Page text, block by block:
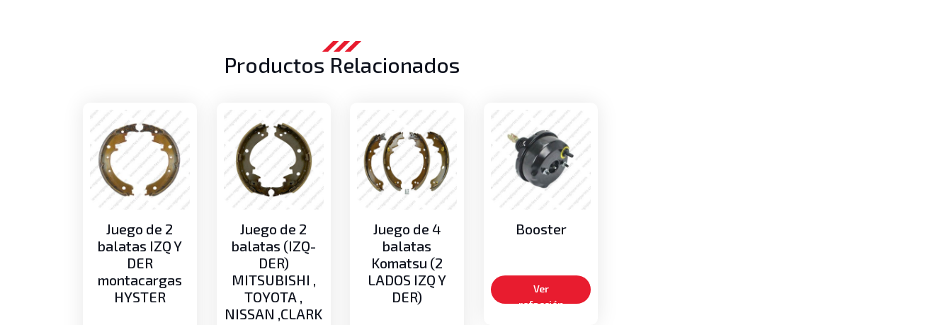
Productos Relacionados
Juego de 2
balatas IZQ Y
DER
montacargas
HYSTER
Juego de 2
balatas (IZQ-
DER)
MITSUBISHI ,
TOYOTA ,
NISSAN ,CLARK
Juego de 4
balatas
Komatsu (2
LADOS IZQ Y
DER)
Booster
Ver
refacción